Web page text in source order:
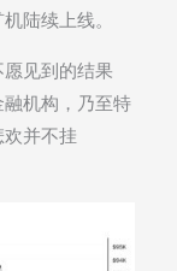
陆续上线。
见到的结果
机构，乃至特
并不挂